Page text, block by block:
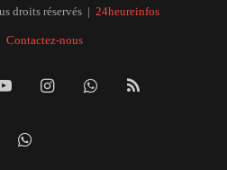
droits réservés | 24heureinfos
Contactez-nous
YouTubeInstagramWhatsApp
RSS